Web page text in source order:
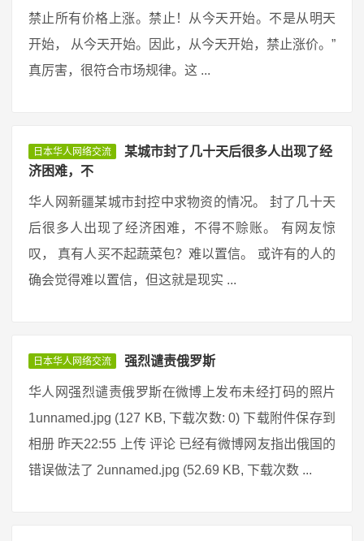
禁止所有价格上涨。禁止！从今天开始。不是从明天
开始， 从今天开始。因此，从今天开始，禁止涨价。”
真厉害，很符合市场规律。这 ...
日本华人网络交流
某城市封了几十天后很多人出现了经
济困难，不
华人网新疆某城市封控中求物资的情况。 封了几十天
后很多人出现了经济困难，不得不赊账。 有网友惊
叹， 真有人买不起蔬菜包？难以置信。 或许有的人的
确会觉得难以置信，但这就是现实 ...
日本华人网络交流 强烈谴责俄罗斯
华人网强烈谴责俄罗斯在微博上发布未经打码的照片
1unnamed.jpg (127 KB, 下载次数: 0) 下载附件保存到
相册 昨天22:55 上传 评论 已经有微博网友指出俄国的
错误做法了 2unnamed.jpg (52.69 KB, 下载次数 ...